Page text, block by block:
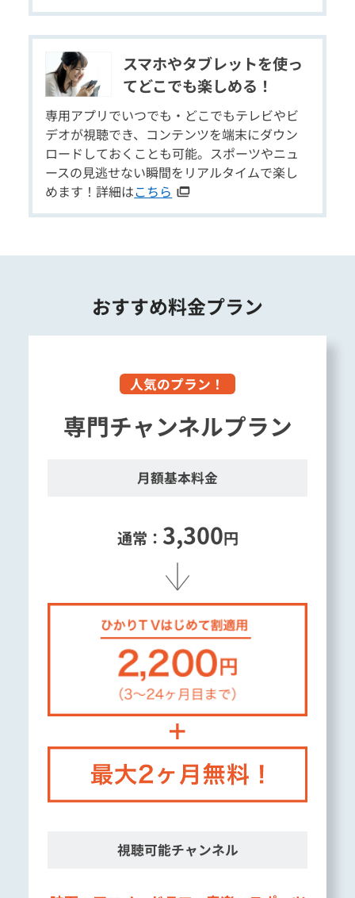
スマホやタブレットを使っ
てどこでも楽しめる！
専用アプリでいつでも・どこでもテレビやビ
デオが視聴でき、コンテンツを端末にダウン
ロードしておくことも可能。スポーツやニュ
ースの見逃せない瞬間をリアルタイムで楽し
めます！詳細はこちら
おすすめ料金プラン
人気のプラン！
専門チャンネルプラン
月額基本料金
通常： 3,300円
視聴可能チャンネル